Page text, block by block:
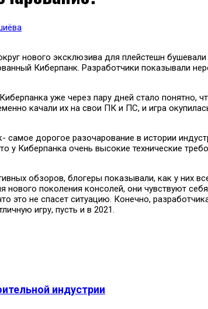
нового эксклюзива для плейстешн
Киберпанк. Разработчики показывали
уже через пару дней стало понятно,
качали их на свои ПК и ПС, и игра
дорогое разочарование в истории
у Киберпанка очень высокие технические
обзоров, блогеры показывали, как у них
нового поколения консолей, они чувствуют
это не спасет ситуацию. Конечно,
игру, пусть и в 2021.
индустрии